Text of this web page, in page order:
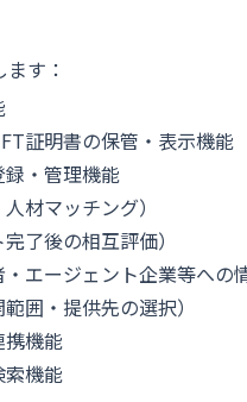
す：
証明書の保管・表示機能
・管理機能
材マッチング）
了後の相互評価）
エージェント企業等への
囲・提供先の選択）
携機能
索機能